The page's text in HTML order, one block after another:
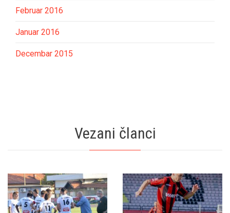
Februar 2016
Januar 2016
Decembar 2015
Vezani članci